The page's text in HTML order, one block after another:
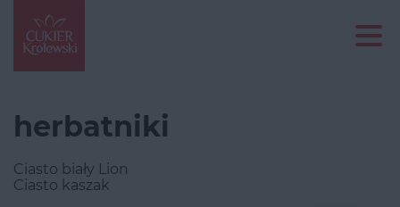
herbatniki
Ciasto biały Lion
Ciasto kaszak